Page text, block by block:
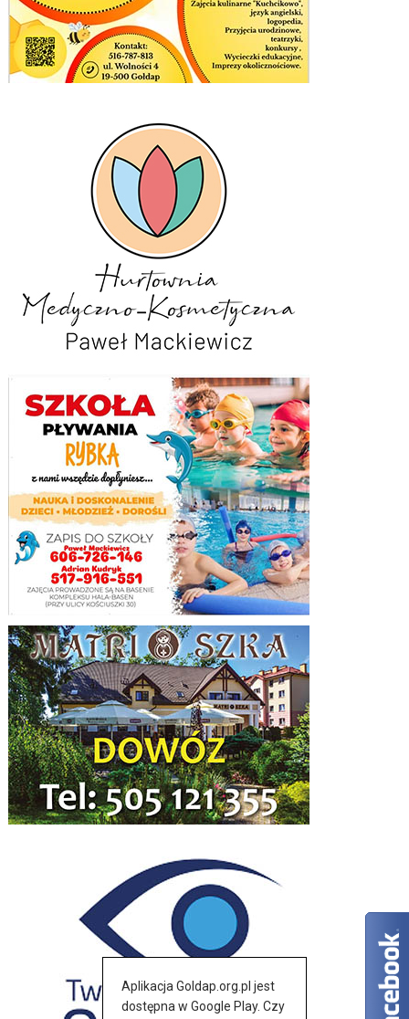
Aplikacja Goldap.org.pl jest
dostępna w Google Play. Czy